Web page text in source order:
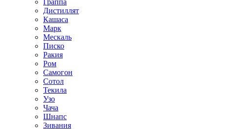
Граппа
Дистиллят
Кашаса
Марк
Мескаль
Писко
Ракия
Ром
Самогон
Сотол
Текила
Узо
Чача
Шнапс
Зивания